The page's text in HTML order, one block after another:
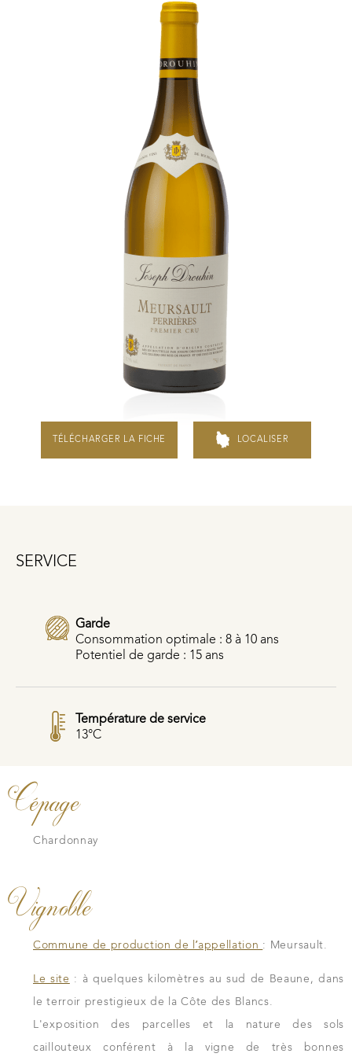
Visites & Dégustations quotidiennes
Expériences inédites
Balades dans les vignes
Recrutement Vendangeurs 2026
TÉLÉCHARGER LA FICHE LOCALISER
SERVICE
Garde
Consommation optimale : 8 à 10 ans
Potentiel de garde : 15 ans
Température de service
13°C
Cépage
Chardonnay
Vignoble
Commune de production de l’appellation : Meursault.
Le site : à quelques kilomètres au sud de Beaune, dans
le terroir prestigieux de la Côte des Blancs.
L'exposition des parcelles et la nature des sols
caillouteux conférent à la vigne de très bonnes